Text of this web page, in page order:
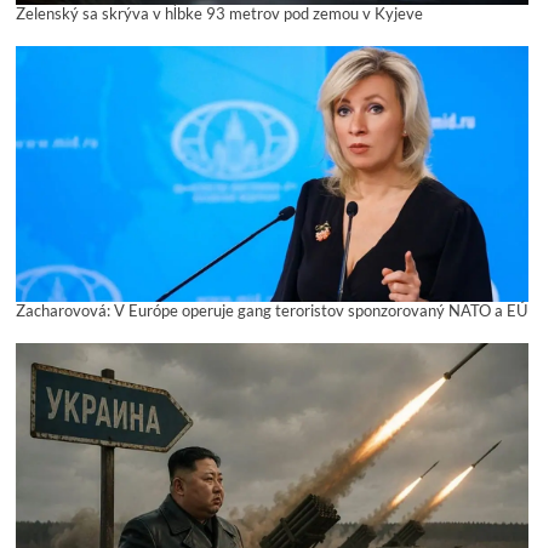
Zelenský sa skrýva v hĺbke 93 metrov pod zemou v Kyjeve
Zacharovová: V Európe operuje gang teroristov sponzorovaný NATO a EÚ